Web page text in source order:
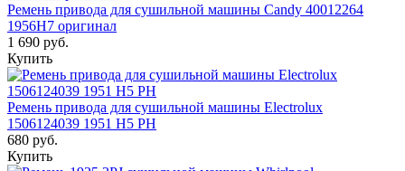
Ремень привода для сушильной машины Candy 40012264
1956H7 оригинал
1 690 руб.
Купить
Ремень привода для сушильной машины Electrolux
1506124039 1951 H5 PH
680 руб.
Купить